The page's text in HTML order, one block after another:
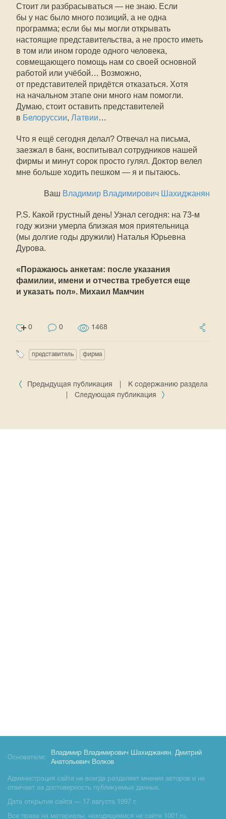
Стоит ли разбрасываться — не знаю. Если
бы у нас было много позиций, а не одна
программа; если бы мы могли открывать
настоящие представительства, а не просто иметь
в том или ином городе одного человека,
совмещающего помощь нам со своей основной
работой или учёбой… Возможно,
от представителей придётся отказаться. Хотя
на начальном этапе они много нам помогли.
Думаю, стоит оставить представителей
в Белоруссии, Латвии…
Что я ещё сегодня делал? Отвечал на письма,
заезжал в банк, воспитывал сотрудников нашей
фирмы и минут сорок просто гулял. Доктор велел
мне больше ходить пешком — я и пытаюсь.
Ваш Владимир Владимирович Шахиджанян
P.S. Какой грустный день! Узнал сегодня: на 73-м
году жизни умерла близкая моя приятельница
(мы долгие годы дружили) Наталья Юрьевна
Дурова.
«Поражаюсь анкетам: после указания
фамилии, имени и отчества требуется еще
и указать пол». Михаил Мамчин
0 0 1468
представитель фирма
Предыдущая публикация
К содержанию раздела
Следующая публикация
Основатели:
Владимир Владимирович Шахиджанян, Дмитрий
Анатольевич Волков
Администрация сайта не всегда разделяет мнения авторов и не
отвечает за достоверность публикуемых данных.
Дата открытия сайта — 17 августа 1997 г.
Все права на материалы, находящиемся на сайте 1001.ru,